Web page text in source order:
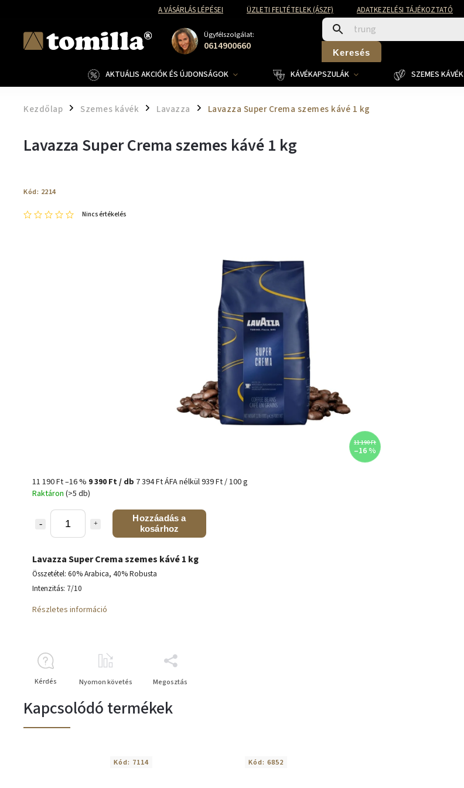
A VÁSÁRLÁS LÉPÉSEI ÜZLETI FELTÉTELEK (ÁSZF) ADATKEZELÉSI TÁJÉKOZTATÓ
Ügyfélszolgálat:
0614900660 Keresés
AKTUÁLIS AKCIÓK ÉS ÚJDONSÁGOK KÁVÉKAPSZULÁK SZEMES KÁVÉK
Kezdőlap / Szemes kávék / Lavazza / Lavazza Super Crema szemes kávé 1 kg
Lavazza Super Crema szemes kávé 1 kg
Kód: 2214
Nincs értékelés
11 190 Ft
–16 %
11 190 Ft–16 % 9 390 Ft/ db 7 394 Ft ÁFA nélkül939 Ft / 100 g
Raktáron (>5 db)
Hozzáadás a
kosárhoz
Lavazza Super Crema szemes kávé 1 kg
Összetétel: 60% Arabica, 40% Robusta
Intenzitás: 7/10
Részletes információ
Kérdés Nyomon követés Megosztás
Kapcsolódó termékek
Kód: 7114 Kód: 6852